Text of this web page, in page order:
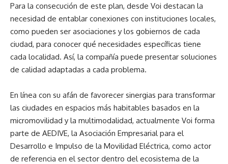
Para la consecución de este plan, desde Voi destacan la
necesidad de entablar conexiones con instituciones locales,
como pueden ser asociaciones y los gobiernos de cada
ciudad, para conocer qué necesidades específicas tiene
cada localidad. Así, la compañía puede presentar soluciones
de calidad adaptadas a cada problema.
En línea con su afán de favorecer sinergias para transformar
las ciudades en espacios más habitables basados en la
micromovilidad y la multimodalidad, actualmente Voi forma
parte de AEDIVE, la Asociación Empresarial para el
Desarrollo e Impulso de la Movilidad Eléctrica, como actor
de referencia en el sector dentro del ecosistema de la